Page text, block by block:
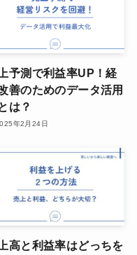
予測で利益率UP！経
善のためのデータ活用
は？
年2月24日
高と利益率はどっちを